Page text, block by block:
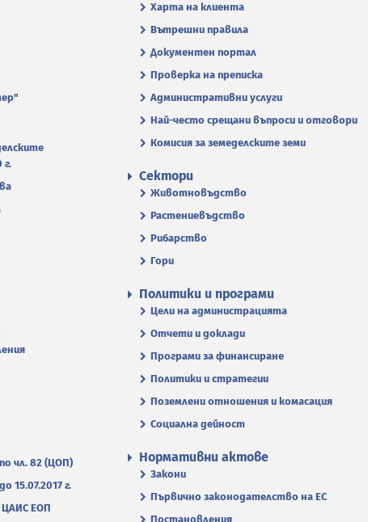
Харта на клиента
Вътрешни правила
Документен портал
Проверка на преписка
Административни услуги
Най-често срещани въпроси и отговори
Комисия за земеделските земи
г.
Сектори
Животновъдство
Растениевъдство
Рибарство
Гори
Политики и програми
Цели на администрацията
Отчети и доклади
Програми за финансиране
Политики и стратегии
Поземлени отношения и комасация
Социална дейност
чл. 82 (ЦОП)
15.07.2017 г.
ЦАИС ЕОП
Нормативни актове
Закони
Първично законодателство на ЕС
Постановления